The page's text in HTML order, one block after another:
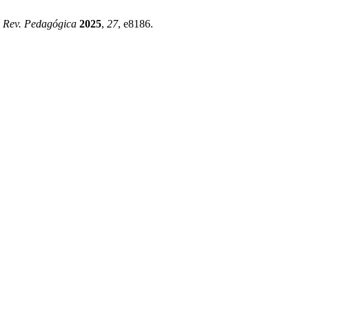
Rev. Pedagógica 2025, 27, e8186.